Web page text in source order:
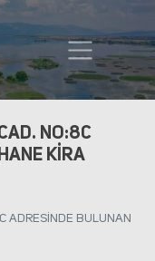
NO:8C
KİRA
ADRESİNDE BULUNAN